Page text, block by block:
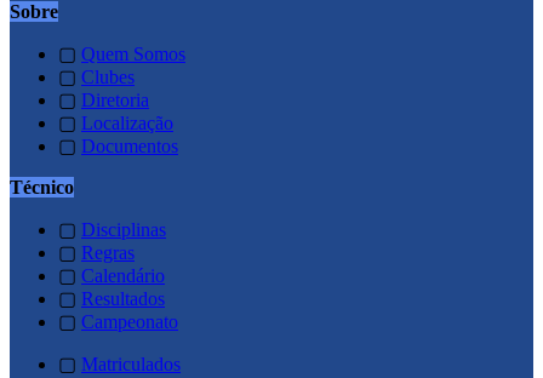
Sobre
▢ Quem Somos
▢ Clubes
▢ Diretoria
▢ Localização
▢ Documentos
Técnico
▢ Disciplinas
▢ Regras
▢ Calendário
▢ Resultados
▢ Campeonato
▢ Matriculados